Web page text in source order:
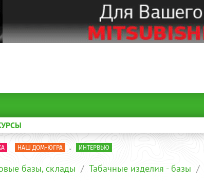
НАШ ДОМ-ЮГРА . ИНТЕРВЬЮ
базы, склады Табачные изделия - базы